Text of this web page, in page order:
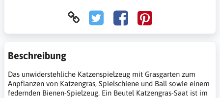
Beschreibung
Das unwiderstehliche Katzenspielzeug mit Grasgarten zum
Anpflanzen von Katzengras, Spielschiene und Ball sowie einem
federnden Bienen-Spielzeug. Ein Beutel Katzengras-Saat ist im